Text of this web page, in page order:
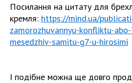
Посилання на цитату для
кремля: https://mind.ua/
zamorozhuvannyu-konfliktu-
mesedzhiv-samitu-g7-u-hirosimi
І подібне можна ще довго